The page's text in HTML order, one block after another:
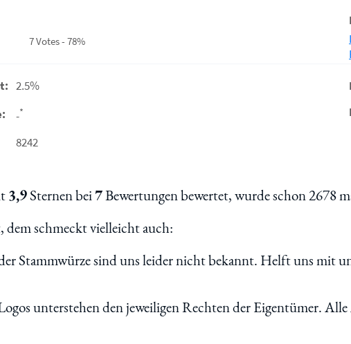
7 Votes - 78%
2.5%
-*
8242
3,9Sternen bei7Bewertungen bewertet, wurde schon 2678
dem schmeckt vielleicht auch:
Stammwürze sind uns leider nicht bekannt. Helft uns mit
unterstehen den jeweiligen Rechten der Eigentümer.